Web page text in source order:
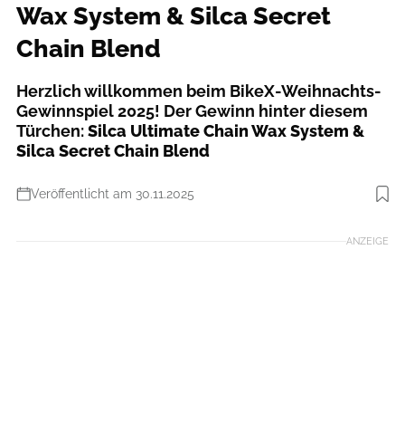
Wax System & Silca Secret
Chain Blend
Herzlich willkommen beim BikeX-Weihnachts-
Gewinnspiel 2025! Der Gewinn hinter diesem
Türchen:Silca Ultimate Chain Wax System &
Silca Secret Chain Blend
Veröffentlicht am 30.11.2025
Foto: Silca
ANZEIGE